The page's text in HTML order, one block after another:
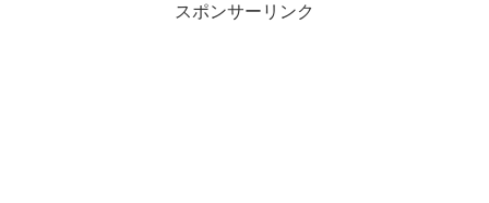
スポンサーリンク